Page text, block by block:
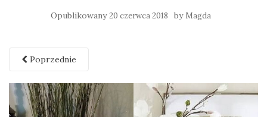
Opublikowany20 czerwca 2018 by Magda
Poprzednie